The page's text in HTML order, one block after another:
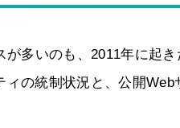
多いのも、2011年に起き
の統制状況と、公開Web